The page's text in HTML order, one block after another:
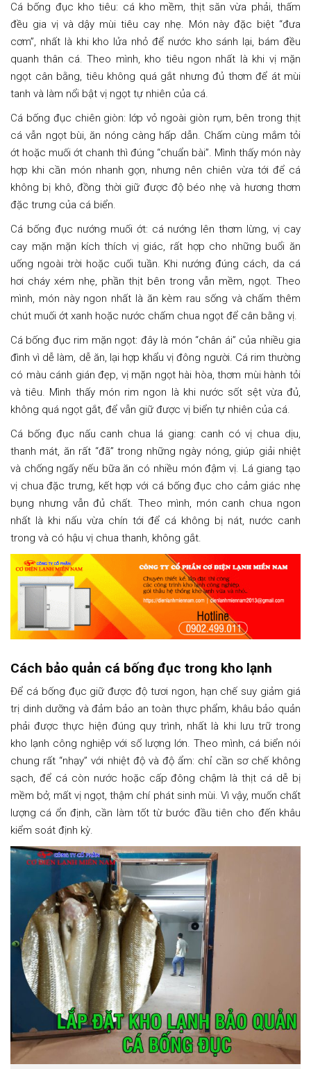
Cá bống đục kho tiêu: cá kho mềm, thịt săn vừa phải, thấm
đều gia vị và dậy mùi tiêu cay nhẹ. Món này đặc biệt “đưa
cơm”, nhất là khi kho lửa nhỏ để nước kho sánh lại, bám đều
quanh thân cá. Theo mình, kho tiêu ngon nhất là khi vị mặn
ngọt cân bằng, tiêu không quá gắt nhưng đủ thơm để át mùi
tanh và làm nổi bật vị ngọt tự nhiên của cá.
Cá bống đục chiên giòn: lớp vỏ ngoài giòn rụm, bên trong thịt
cá vẫn ngọt bùi, ăn nóng càng hấp dẫn. Chấm cùng mắm tỏi
ớt hoặc muối ớt chanh thì đúng “chuẩn bài”. Mình thấy món này
hợp khi cần món nhanh gọn, nhưng nên chiên vừa tới để cá
không bị khô, đồng thời giữ được độ béo nhẹ và hương thơm
đặc trưng của cá biển.
Cá bống đục nướng muối ớt: cá nướng lên thơm lừng, vị cay
cay mặn mặn kích thích vị giác, rất hợp cho những buổi ăn
uống ngoài trời hoặc cuối tuần. Khi nướng đúng cách, da cá
hơi cháy xém nhẹ, phần thịt bên trong vẫn mềm, ngọt. Theo
mình, món này ngon nhất là ăn kèm rau sống và chấm thêm
chút muối ớt xanh hoặc nước chấm chua ngọt để cân bằng vị.
Cá bống đục rim mặn ngọt: đây là món “chân ái” của nhiều gia
đình vì dễ làm, dễ ăn, lại hợp khẩu vị đông người. Cá rim thường
có màu cánh gián đẹp, vị mặn ngọt hài hòa, thơm mùi hành tỏi
và tiêu. Mình thấy món rim ngon là khi nước sốt sệt vừa đủ,
không quá ngọt gắt, để vẫn giữ được vị biển tự nhiên của cá.
Cá bống đục nấu canh chua lá giang: canh có vị chua dịu,
thanh mát, ăn rất “đã” trong những ngày nóng, giúp giải nhiệt
và chống ngấy nếu bữa ăn có nhiều món đậm vị. Lá giang tạo
vị chua đặc trưng, kết hợp với cá bống đục cho cảm giác nhẹ
bụng nhưng vẫn đủ chất. Theo mình, món canh chua ngon
nhất là khi nấu vừa chín tới để cá không bị nát, nước canh
trong và có hậu vị chua thanh, không gắt.
Cách bảo quản cá bống đục trong kho lạnh
Để cá bống đục giữ được độ tươi ngon, hạn chế suy giảm giá
trị dinh dưỡng và đảm bảo an toàn thực phẩm, khâu bảo quản
phải được thực hiện đúng quy trình, nhất là khi lưu trữ trong
kho lạnh công nghiệp với số lượng lớn. Theo mình, cá biển nói
chung rất “nhạy” với nhiệt độ và độ ẩm: chỉ cần sơ chế không
sạch, để cá còn nước hoặc cấp đông chậm là thịt cá dễ bị
mềm bở, mất vị ngọt, thậm chí phát sinh mùi. Vì vậy, muốn chất
lượng cá ổn định, cần làm tốt từ bước đầu tiên cho đến khâu
kiểm soát định kỳ.